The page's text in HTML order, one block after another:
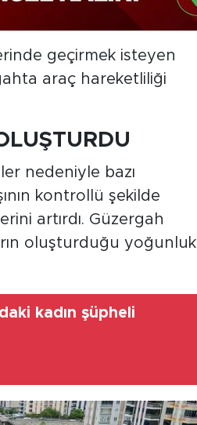
geçirmek isteyen
araç hareketliliği
nedeniyle bazı
kontrollü şekilde
artırdı. Güzergah
oluşturduğu yoğunluk
kadın şüpheli